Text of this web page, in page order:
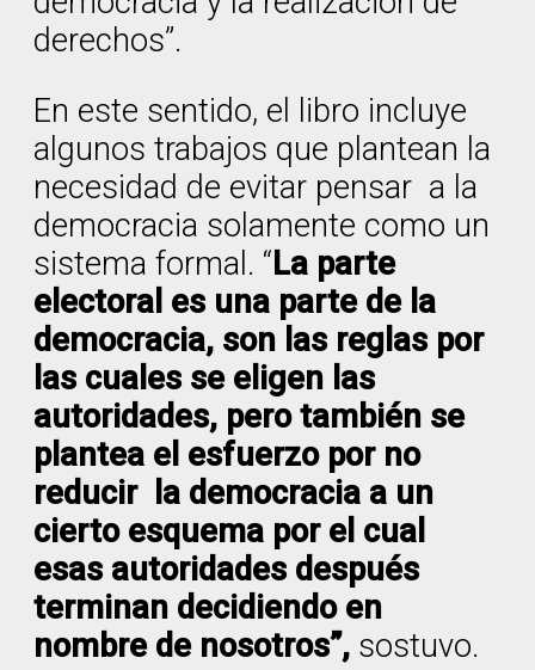
derechos”.
En este sentido, el libro incluye
algunos trabajos que plantean la
necesidad de evitar pensar a la
democracia solamente como un
sistema formal. “ La parte
electoral es una parte de la
democracia, son las reglas por
las cuales se eligen las
autoridades, pero también se
plantea el esfuerzo por no
reducir la democracia a un
cierto esquema por el cual
esas autoridades después
terminan decidiendo en
nombre de nosotros”, sostuvo.